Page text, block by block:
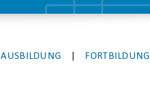
AUSBILDUNG FORTBILDUNG